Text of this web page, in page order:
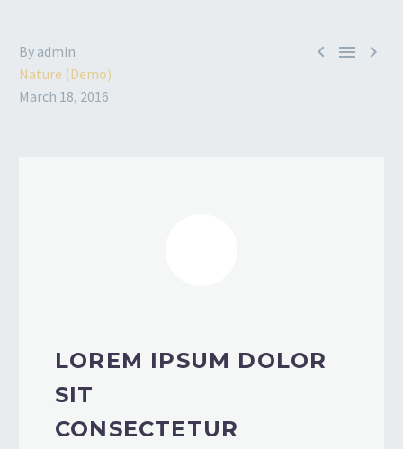
  
By admin
Nature (Demo)
March 18, 2016
LOREM IPSUM DOLOR
SIT
CONSECTETUR